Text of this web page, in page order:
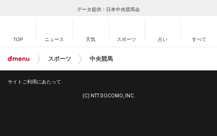
データ提供：日本中央競馬会
TOP ニュース 天気 スポーツ 占い すべて
スポーツ 中央競馬
サイトご利用にあたって
(C) NTT DOCOMO, INC.